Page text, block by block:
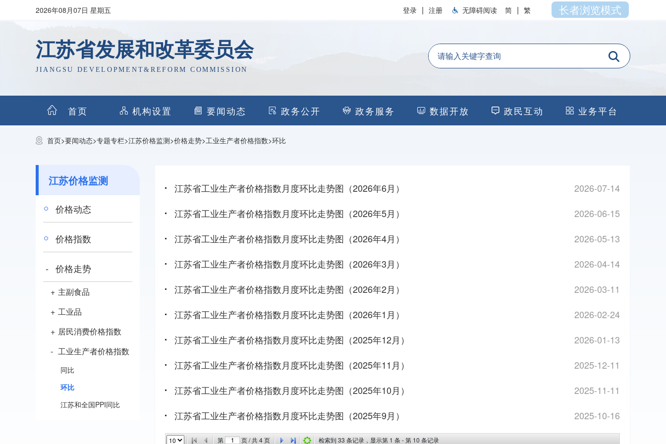
2026年08月07日 星期五 登录 | 注册 无障碍阅读 简 | 繁 长者浏览模式
江苏省发展和改革委员会
JIANGSU DEVELOPMENT&REFORM COMMISSION
首页 机构设置 要闻动态 政务公开 政务服务 数据开放 政民互动 业务平台
首页>要闻动态>专题专栏>江苏价格监测>价格走势>工业生产者价格指数>环比
江苏价格监测
价格动态
价格指数
- 价格走势
+ 主副食品
+ 工业品
+ 居民消费价格指数
- 工业生产者价格指数
同比
环比
江苏和全国PPI同比
江苏省工业生产者价格指数月度环比走势图（2026年6月）
2026-07-14
江苏省工业生产者价格指数月度环比走势图（2026年5月）
2026-06-15
江苏省工业生产者价格指数月度环比走势图（2026年4月）
2026-05-13
江苏省工业生产者价格指数月度环比走势图（2026年3月）
2026-04-14
江苏省工业生产者价格指数月度环比走势图（2026年2月）
2026-03-11
江苏省工业生产者价格指数月度环比走势图（2026年1月）
2026-02-24
江苏省工业生产者价格指数月度环比走势图（2025年12月）
2026-01-13
江苏省工业生产者价格指数月度环比走势图（2025年11月）
2025-12-11
江苏省工业生产者价格指数月度环比走势图（2025年10月）
2025-11-11
江苏省工业生产者价格指数月度环比走势图（2025年9月）
2025-10-16
第 页 / 共4页 检索到33 条记录，显示第 1 条 - 第 10 条记录